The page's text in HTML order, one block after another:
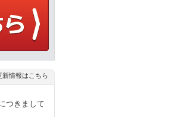
新情報はこちら
つきまして